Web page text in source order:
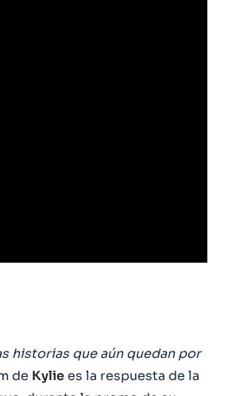
historias que aún quedan por
de Kyliees la respuesta de la